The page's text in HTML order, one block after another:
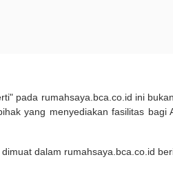
pada rumahsaya.bca.co.id ini
yang menyediakan fasilitas
dalam rumahsaya.bca.co.id